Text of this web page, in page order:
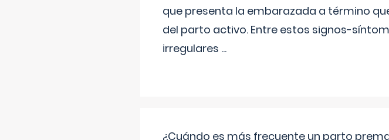
que presenta la embarazada a término
del parto activo. Entre estos signos-
irregulares ...
¿Cuándo es más frecuente un parto